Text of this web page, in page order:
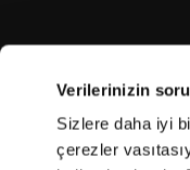
Verilerinizin
Sizlere daha iyi
çerezler